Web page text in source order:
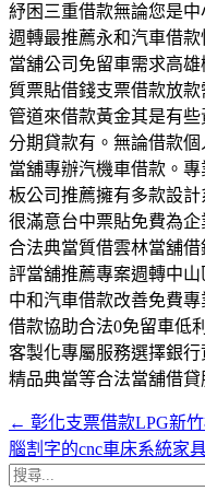
紓困三重借款無論您是
週轉最推薦永和汽車借
當舖公司免留車需求高
質票貼借錢支票借款放
管道來借款黃金其是有
分期貸款有。無論借款
當舖專辦汽機車借款。
板公司推薦擁有多款設
很滿意台中票貼免費為
合法典當質借雲林當舖
評當舖推薦專案週轉中
中和汽車借款改善免費
借款協助合法0免留車低
客製化專屬服務選擇銀
精品典當等合法當舖借貸
文
章
← 彰化支票借款LPG新
腦割字的cnc車床系統家
搜